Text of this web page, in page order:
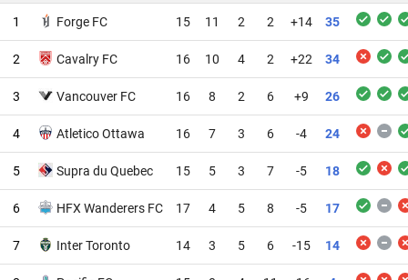
1 Forge FC 15 11 2 2 +14 35
2 Cavalry FC 16 10 4 2 +22 34
3 Vancouver FC 16 8 2 6 +9 26
4 Atletico Ottawa 16 7 3 6 -4 24
5 Supra du Quebec 15 5 3 7 -5 18
6 HFX Wanderers FC 17 4 5 8 -5 17
7 Inter Toronto 14 3 5 6 -15 14